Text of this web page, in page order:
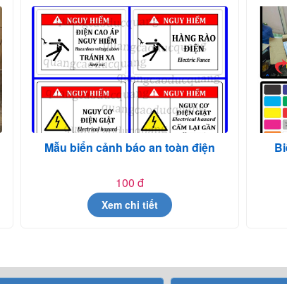
Mẫu biển cảnh báo an toàn điện
100 đ
Xem chi tiết